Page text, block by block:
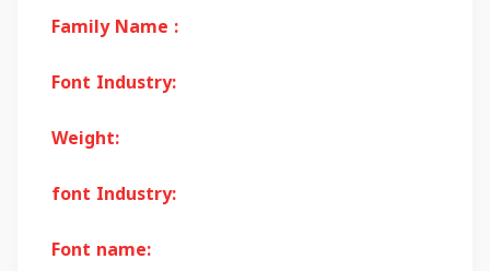
Family Name :
Font Industry:
Weight:
font Industry:
Font name: